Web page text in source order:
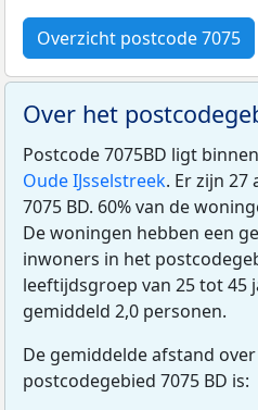
Overzicht postcode 7075
Over het
Postcode 7075BD ligt
Oude IJsselstreek. Er zijn
7075 BD. 60% van de
De woningen hebben een
inwoners in het
leeftijdsgroep van 25 tot 45
gemiddeld 2,0 personen.
De gemiddelde afstand
postcodegebied 7075 BD is: